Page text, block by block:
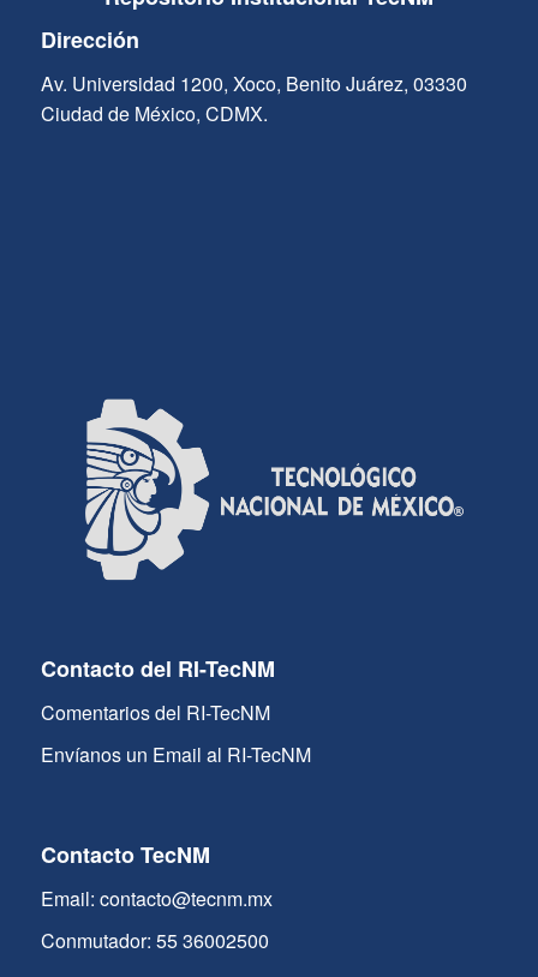
Dirección
Av. Universidad 1200, Xoco, Benito Juárez, 03330
Ciudad de México, CDMX.
Contacto del RI-TecNM
Comentarios del RI-TecNM
Envíanos un Email al RI-TecNM
Contacto TecNM
Email: contacto@tecnm.mx
Conmutador: 55 36002500